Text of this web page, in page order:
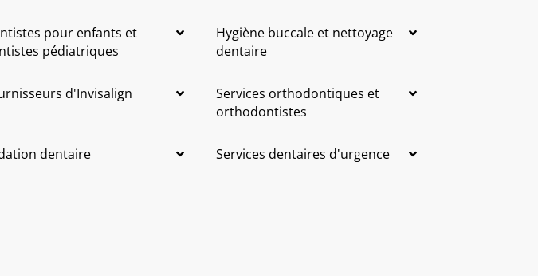
pour enfants et
pédiatriques
Hygiène buccale et nettoyage
dentaire
d'Invisalign
Services orthodontiques et
orthodontistes
dentaire Services dentaires d'urgence